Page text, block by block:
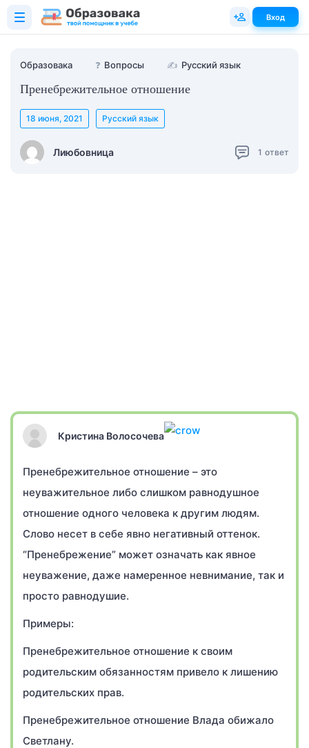
Образовака ❓ Вопросы ✍ Русский язык
Пренебрежительное отношение
Лиюбовница
18 июня, 2021 Русский язык
1 ответ
Кристина Волосочева
Пренебрежительное отношение – это
неуважительное либо слишком равнодушное
отношение одного человека к другим людям.
Слово несет в себе явно негативный оттенок.
“Пренебрежение” может означать как явное
неуважение, даже намеренное невнимание, так и
просто равнодушие.
Примеры:
Пренебрежительное отношение к своим
родительским обязанностям привело к лишению
родительских прав.
Пренебрежительное отношение Влада обижало
Светлану.
Вход